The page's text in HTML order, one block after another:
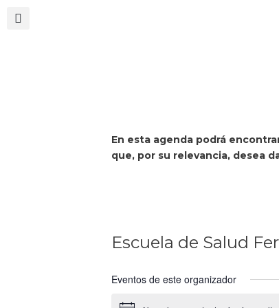
En esta agenda podrá
que, por su relevancia, desea
Escuela de Salud
Eventos de este organizador